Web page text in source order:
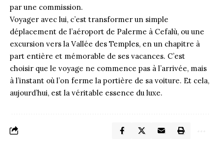
par une commission.
Voyager avec lui, c’est transformer un simple
déplacement de l’aéroport de Palerme à Cefalù, ou une
excursion vers la Vallée des Temples, en un chapitre à
part entière et mémorable de ses vacances. C’est
choisir que le voyage ne commence pas à l’arrivée, mais
à l’instant où l’on ferme la portière de sa voiture. Et cela,
aujourd’hui, est la véritable essence du luxe.